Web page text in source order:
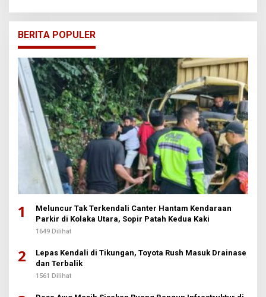
BERITA POPULER
1
Meluncur Tak Terkendali Canter Hantam Kendaraan
Parkir di Kolaka Utara, Sopir Patah Kedua Kaki
1649 Dilihat
2
Lepas Kendali di Tikungan, Toyota Rush Masuk Drainase
dan Terbalik
1561 Dilihat